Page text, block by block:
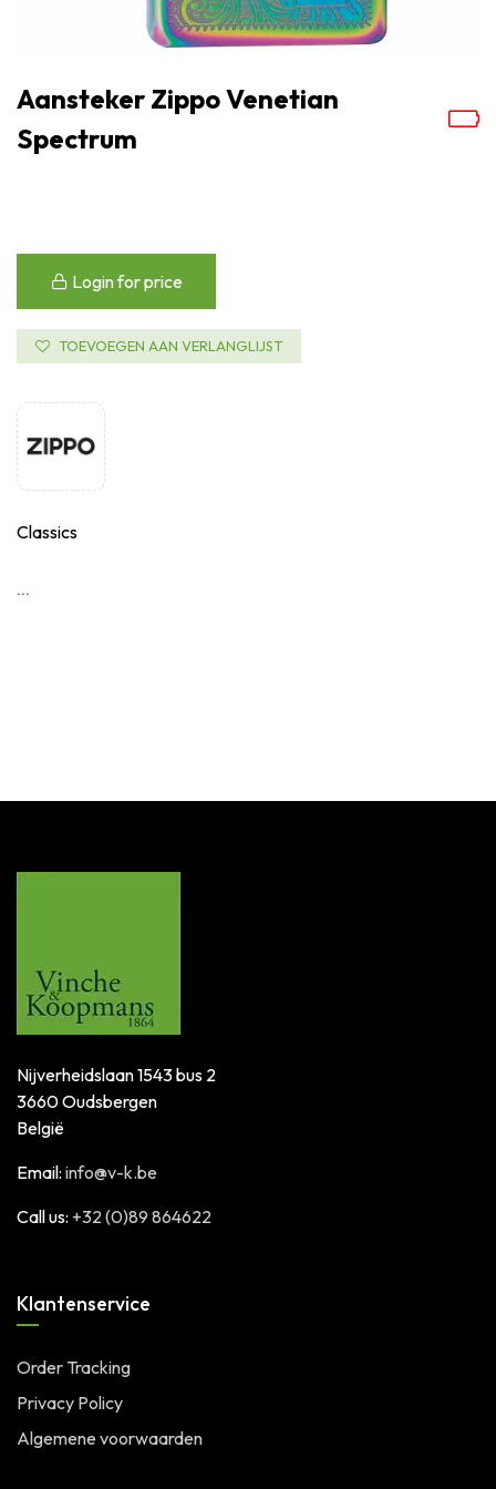
Aansteker Zippo Venetian
Spectrum
Login for price
TOEVOEGEN AAN VERLANGLIJST
Classics
...
Nijverheidslaan 1543 bus 2
3660 Oudsbergen
België
Email: info@v-k.be
Call us: +32 (0)89 864622
Klantenservice
Order Tracking
Privacy Policy
Algemene voorwaarden